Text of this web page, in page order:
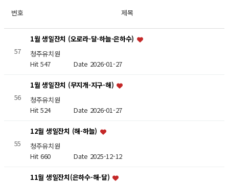
번호 제목
57
1월 생일잔치 (오로라-달-하늘-은하수)
청주유치원
Hit 547Date 2026-01-27
56
1월 생일잔치 (무지개-지구-해)
청주유치원
Hit 524Date 2026-01-27
55
12월 생일잔치 (해-하늘)
청주유치원
Hit 660Date 2025-12-12
11월 생일잔치(은하수-해-달)